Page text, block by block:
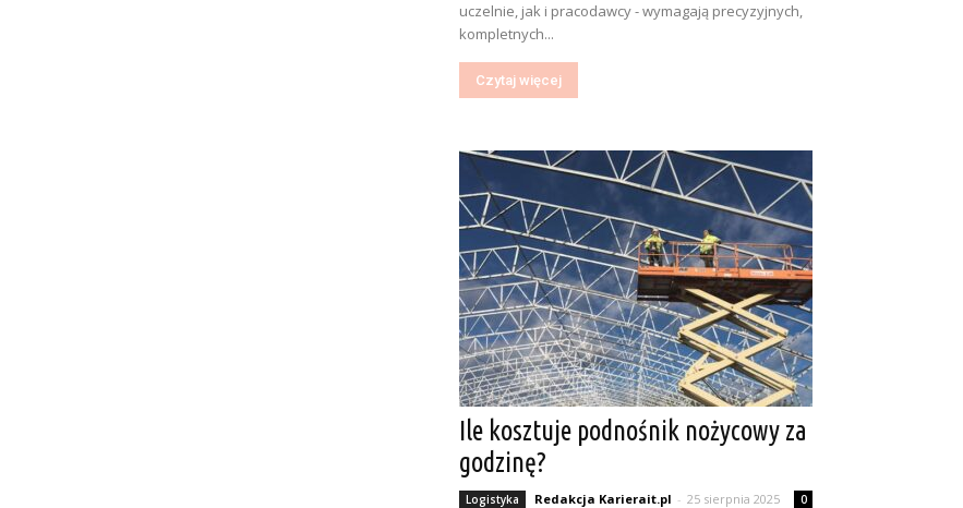
uczelnie, jak i pracodawcy - wymagają precyzyjnych,
kompletnych...
Czytaj więcej
Ile kosztuje podnośnik nożycowy za
godzinę?
Logistyka Redakcja Karierait.pl - 25 sierpnia 2025 0